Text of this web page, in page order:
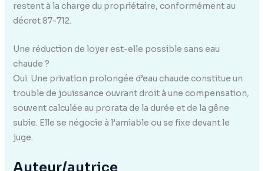
restent à la charge du propriétaire, conformément au
décret 87-712.
Une réduction de loyer est-elle possible sans eau
chaude ?
Oui. Une privation prolongée d’eau chaude constitue un
trouble de jouissance ouvrant droit à une compensation,
souvent calculée au prorata de la durée et de la gêne
subie. Elle se négocie à l’amiable ou se fixe devant le
juge.